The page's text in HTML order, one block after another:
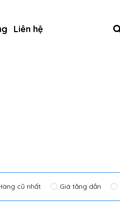
Liên hệ
cũ nhất Giá tăng dần